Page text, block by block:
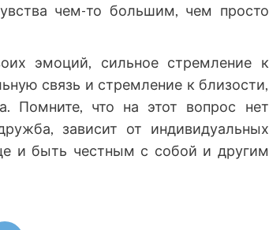
чем-то большим, чем просто
эмоций, сильное стремление к
связь и стремление к близости,
Помните, что на этот вопрос нет
зависит от индивидуальных
и быть честным с собой и другим